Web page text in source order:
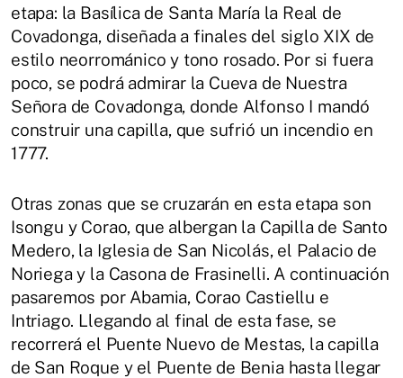
etapa: la Basílica de Santa María la Real de
Covadonga, diseñada a finales del siglo XIX de
estilo neorrománico y tono rosado. Por si fuera
poco, se podrá admirar la Cueva de Nuestra
Señora de Covadonga, donde Alfonso I mandó
construir una capilla, que sufrió un incendio en
1777.
Otras zonas que se cruzarán en esta etapa son
Isongu y Corao, que albergan la Capilla de Santo
Medero, la Iglesia de San Nicolás, el Palacio de
Noriega y la Casona de Frasinelli. A continuación
pasaremos por Abamia, Corao Castiellu e
Intriago. Llegando al final de esta fase, se
recorrerá el Puente Nuevo de Mestas, la capilla
de San Roque y el Puente de Benia hasta llegar